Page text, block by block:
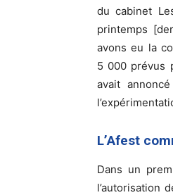
du cabinet
printemps
avons eu la
5 000 prévus
avait
L’Afest
Dans un
l’autorisation